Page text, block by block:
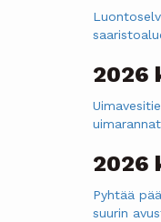
2026
2026
Pyhtää
suurin